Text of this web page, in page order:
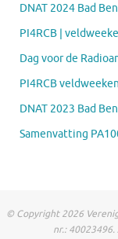
DNAT 2024 Bad
PI4RCB |
Dag voor de
PI4RCB
DNAT 2023 Bad
Samenvatting
© Copyright 2026
nr.: